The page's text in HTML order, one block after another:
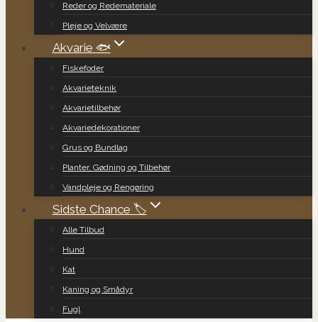
Reder og Redemateriale
Pleje og Velvære
Akvarie 🐟
Fiskefoder
Akvarieteknik
Akvarietilbehør
Akvariedekorationer
Grus og Bundlag
Planter, Gødning og Tilbehør
Vandpleje og Rengøring
Sidste Chance 🏷️
Alle Tilbud
Hund
Kat
Kaning og Smådyr
Fugl